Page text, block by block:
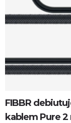
FIBBR
kablem Pure 2